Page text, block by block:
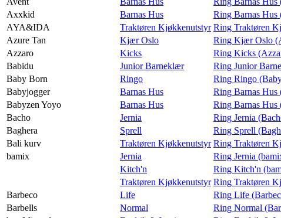
Axxkid
Barnas Hus Ring Barnas
AYA&IDA
Traktøren Kjøkkenutstyr Ring Traktøren
Azure Tan
Kjær Oslo Ring Kjær Oslo
Azzaro
Kicks Ring Kicks
Babidu
Junior Barneklær Ring Junior
Baby Born
Ringo Ring Ringo
Babyjogger
Barnas Hus Ring Barnas Hus
Babyzen Yoyo
Barnas Hus Ring Barnas Hus
Bacho
Jernia Ring Jernia
Baghera
Sprell Ring Sprell
Bali kurv
Traktøren Kjøkkenutstyr Ring Traktøren
bamix
Jernia Ring Jernia
Kitch'n
Ring Kitch'n
Traktøren Kjøkkenutstyr Ring Traktøren
Barbeco
Life Ring Life
Barbells
Normal Ring Normal